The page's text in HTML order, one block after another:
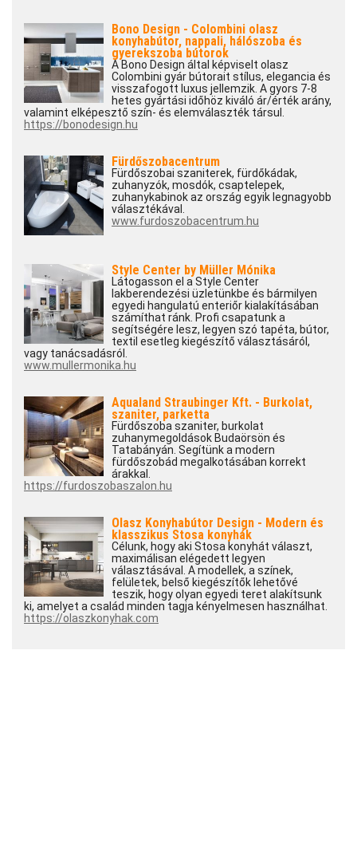
Bono Design - Colombini olasz
konyhabútor, nappali, hálószoba és
gyerekszoba bútorok
A Bono Design által képviselt olasz
Colombini gyár bútorait stílus, elegancia és
visszafogott luxus jellemzik. A gyors 7-8
hetes gyártási időhöz kiváló ár/érték arány,
valamint elképesztő szín- és elemválaszték társul.
https://bonodesign.hu
Fürdőszobacentrum
Fürdőszobai szaniterek, fürdőkádak,
zuhanyzók, mosdók, csaptelepek,
zuhanykabinok az ország egyik legnagyobb
választékával.
www.furdoszobacentrum.hu
Style Center by Müller Mónika
Látogasson el a Style Center
lakberendezési üzletünkbe és bármilyen
egyedi hangulatú enteriőr kialakításában
számíthat ránk. Profi csapatunk a
segítségére lesz, legyen szó tapéta, bútor,
textil esetleg kiegészítő választásáról,
vagy tanácsadásról.
www.mullermonika.hu
Aqualand Straubinger Kft. - Burkolat,
szaniter, parketta
Fürdőszoba szaniter, burkolat
zuhanymegoldások Budaörsön és
Tatabányán. Segítünk a modern
fürdőszobád megalkotásában korrekt
árakkal.
https://furdoszobaszalon.hu
Olasz Konyhabútor Design - Modern és
klasszikus Stosa konyhák
Célunk, hogy aki Stosa konyhát választ,
maximálisan elégedett legyen
választásával. A modellek, a színek,
felületek, belső kiegészítők lehetővé
teszik, hogy olyan egyedi teret alakítsunk
ki, amelyet a család minden tagja kényelmesen használhat.
https://olaszkonyhak.com